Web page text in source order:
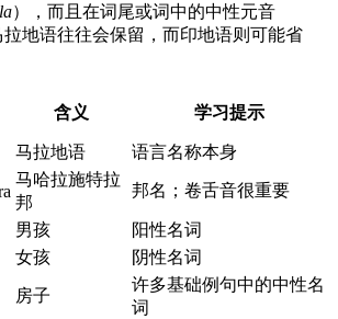
la），而且在词尾或词中的中性元音
拉地语往往会保留，而印地语则可能省
含义 学习提示
马拉地语 语言名称本身
马哈拉施特拉
邦
邦名；卷舌音很重要
男孩
阳性名词
女孩 阴性名词
房子
许多基础例句中的中性名
词